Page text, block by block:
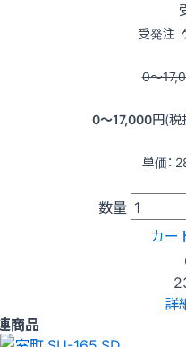
受発注
0〜
0〜17,000円(税
単価：
数量
カー
詳
商品